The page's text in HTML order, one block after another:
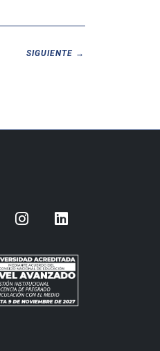
SIGUIENTE →